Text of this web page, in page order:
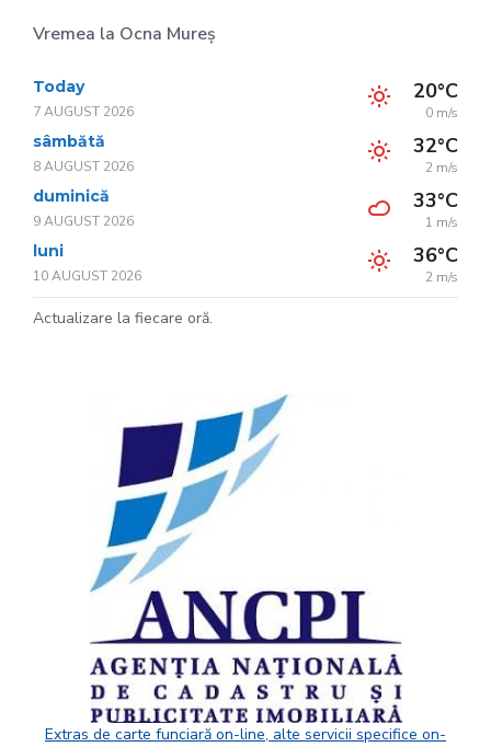
Vremea la Ocna Mureș
Today
7 AUGUST 2026
20°C
0 m/s
sâmbătă
8 AUGUST 2026
32°C
2 m/s
duminică
9 AUGUST 2026
33°C
1 m/s
luni
10 AUGUST 2026
36°C
2 m/s
Actualizare la fiecare oră.
Extras de carte funciară on-line, alte servicii specifice on-